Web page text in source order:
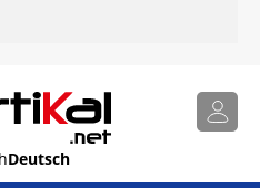
Deutsch